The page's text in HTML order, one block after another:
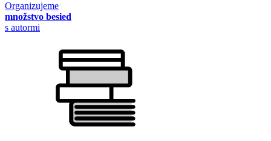
Organizujeme
množstvo besied
s autormi